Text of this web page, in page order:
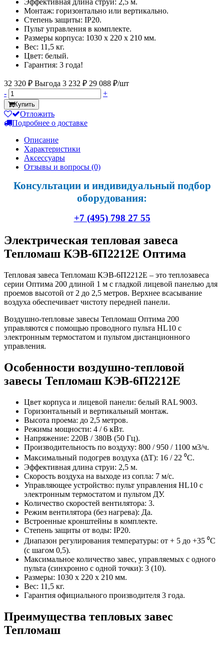
Эффективная длина струи: 2,5 м.
Монтаж: горизонтально или вертикально.
Степень защиты: IP20.
Пульт управления в комплекте.
Размеры корпуса: 1030 х 220 х 210 мм.
Вес: 11,5 кг.
Цвет: белый.
Гарантия: 3 года!
32 320 ₽ Выгода 3 232 ₽ 29 088 ₽/шт
-
+
Купить
Отложить
Подробнее о доставке
Описание
Характеристики
Аксессуары
Отзывы и вопросы (0)
Консультации и индивидуальный подбор
оборудования:
+7 (495) 798 27 55
Электрическая тепловая завеса
Тепломаш КЭВ-6П2212Е Оптима
Тепловая завеса Тепломаш КЭВ-6П2212Е – это теплозавеса
серии Оптима 200 длиной 1 м с гладкой лицевой панелью для
проемов высотой от 2 до 2,5 метров. Верхнее всасывание
воздуха обеспечивает чистоту передней панели.
Воздушно-тепловые завесы Тепломаш Оптима 200
управляются с помощью проводного пульта HL10 с
электронным термостатом и пультом дистанционного
управления.
Особенности воздушно-тепловой
завесы Тепломаш КЭВ-6П2212Е
Цвет корпуса и лицевой панели: белый RAL 9003.
Горизонтальный и вертикальный монтаж.
Высота проема: до 2,5 метров.
Режимы мощности: 4 / 6 кВт.
Напряжение: 220В / 380В (50 Гц).
Производительность по воздуху: 800 / 950 / 1100 м3/ч.
Максимальный подогрев воздуха (ΔT): 16 / 22 ⁰C.
Эффективная длина струи: 2,5 м.
Скорость воздуха на выходе из сопла: 7 м/с.
Управляющее устройство: пульт управления HL10 с
электронным термостатом и пультом ДУ.
Количество скоростей вентилятора: 3.
Режим вентилятора (без нагрева): Да.
Встроенные кронштейны в комплекте.
Степень защиты от воды: IP20.
Диапазон регулирования температуры: от + 5 до +35 ⁰C
(с шагом 0,5).
Максимальное количество завес, управляемых с одного
пульта (синхронно с одной точки): 3 (10).
Размеры: 1030 x 220 x 210 мм.
Вес: 11,5 кг.
Гарантия официального производителя 3 года.
Преимущества тепловых завес
Тепломаш